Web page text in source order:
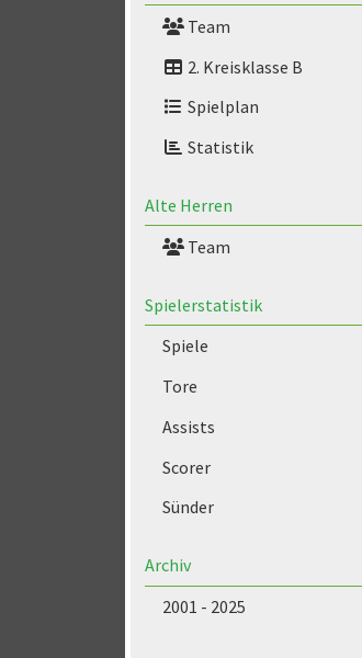
Team
2. Kreisklasse B
Spielplan
Statistik
Alte Herren
Team
Spielerstatistik
Spiele
Tore
Assists
Scorer
Sünder
Archiv
2001 - 2025